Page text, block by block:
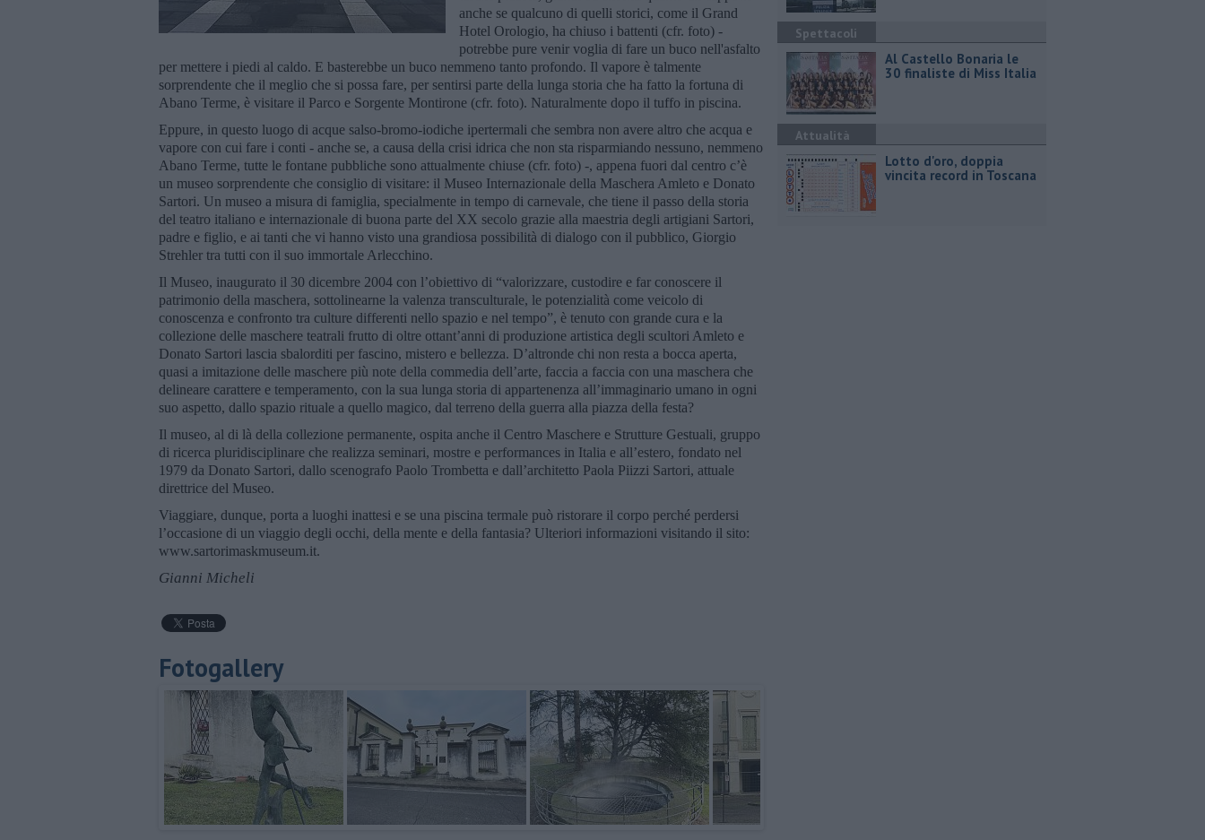
anche se qualcuno di quelli storici, come il Grand
Hotel Orologio, ha chiuso i battenti (cfr. foto) -
potrebbe pure venir voglia di fare un buco nell'asfalto
per mettere i piedi al caldo. E basterebbe un buco nemmeno tanto profondo. Il vapore è talmente
sorprendente che il meglio che si possa fare, per sentirsi parte della lunga storia che ha fatto la fortuna di
Abano Terme, è visitare il Parco e Sorgente Montirone (cfr. foto). Naturalmente dopo il tuffo in piscina.
Eppure, in questo luogo di acque salso-bromo-iodiche ipertermali che sembra non avere altro che acqua e
vapore con cui fare i conti - anche se, a causa della crisi idrica che non sta risparmiando nessuno, nemmeno
Abano Terme, tutte le fontane pubbliche sono attualmente chiuse (cfr. foto) -, appena fuori dal centro c’è
un museo sorprendente che consiglio di visitare: il Museo Internazionale della Maschera Amleto e Donato
Sartori. Un museo a misura di famiglia, specialmente in tempo di carnevale, che tiene il passo della storia
del teatro italiano e internazionale di buona parte del XX secolo grazie alla maestria degli artigiani Sartori,
padre e figlio, e ai tanti che vi hanno visto una grandiosa possibilità di dialogo con il pubblico, Giorgio
Strehler tra tutti con il suo immortale Arlecchino.
Il Museo, inaugurato il 30 dicembre 2004 con l’obiettivo di “valorizzare, custodire e far conoscere il
patrimonio della maschera, sottolinearne la valenza transculturale, le potenzialità come veicolo di
conoscenza e confronto tra culture differenti nello spazio e nel tempo”, è tenuto con grande cura e la
collezione delle maschere teatrali frutto di oltre ottant’anni di produzione artistica degli scultori Amleto e
Donato Sartori lascia sbalorditi per fascino, mistero e bellezza. D’altronde chi non resta a bocca aperta,
quasi a imitazione delle maschere più note della commedia dell’arte, faccia a faccia con una maschera che
delineare carattere e temperamento, con la sua lunga storia di appartenenza all’immaginario umano in ogni
suo aspetto, dallo spazio rituale a quello magico, dal terreno della guerra alla piazza della festa?
Il museo, al di là della collezione permanente, ospita anche il Centro Maschere e Strutture Gestuali, gruppo
di ricerca pluridisciplinare che realizza seminari, mostre e performances in Italia e all’estero, fondato nel
1979 da Donato Sartori, dallo scenografo Paolo Trombetta e dall’architetto Paola Piizzi Sartori, attuale
direttrice del Museo.
Viaggiare, dunque, porta a luoghi inattesi e se una piscina termale può ristorare il corpo perché perdersi
l’occasione di un viaggio degli occhi, della mente e della fantasia? Ulteriori informazioni visitando il sito:
www.sartorimaskmuseum.it.
Gianni Micheli
Fotogallery
Spettacoli
Al Castello Bonaria le
30 finaliste di Miss Italia
Attualità
Lotto d'oro, doppia
vincita record in Toscana